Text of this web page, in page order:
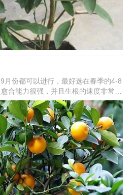
月份都可以进行，最好选在春季的4-8
合能力很强，并且生根的速度非常
季，不能选在寒冷的冬季。嫁接方法
健壮的枝条，后者是从枝条上取下饱